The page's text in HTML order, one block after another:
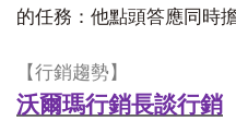
的任務：他點頭答應同時
【行銷趨勢】
沃爾瑪行銷長談行銷